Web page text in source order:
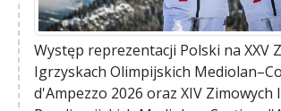
Występ reprezentacji Polski na XXV
Igrzyskach Olimpijskich
d'Ampezzo 2026 oraz XIV Zimowych